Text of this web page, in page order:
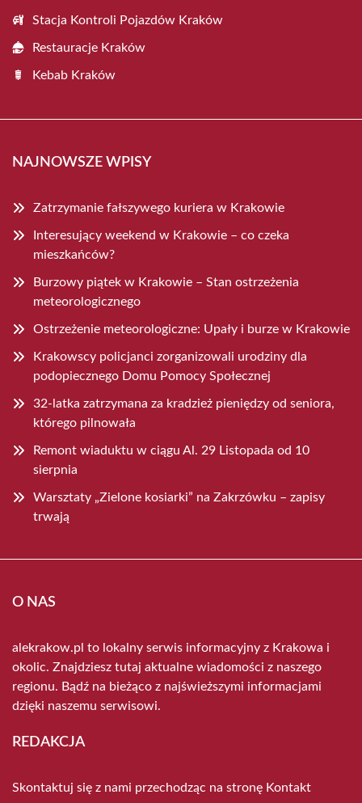
Stacja Kontroli Pojazdów Kraków
Restauracje Kraków
Kebab Kraków
NAJNOWSZE WPISY
Zatrzymanie fałszywego kuriera w Krakowie
Interesujący weekend w Krakowie – co czeka
mieszkańców?
Burzowy piątek w Krakowie – Stan ostrzeżenia
meteorologicznego
Ostrzeżenie meteorologiczne: Upały i burze w Krakowie
Krakowscy policjanci zorganizowali urodziny dla
podopiecznego Domu Pomocy Społecznej
32-latka zatrzymana za kradzież pieniędzy od seniora,
którego pilnowała
Remont wiaduktu w ciągu Al. 29 Listopada od 10
sierpnia
Warsztaty „Zielone kosiarki” na Zakrzówku – zapisy
trwają
O NAS
alekrakow.pl to lokalny serwis informacyjny z Krakowa i
okolic. Znajdziesz tutaj aktualne wiadomości z naszego
regionu. Bądź na bieżąco z najświeższymi informacjami
dzięki naszemu serwisowi.
REDAKCJA
Skontaktuj się z nami przechodząc na stronę Kontakt